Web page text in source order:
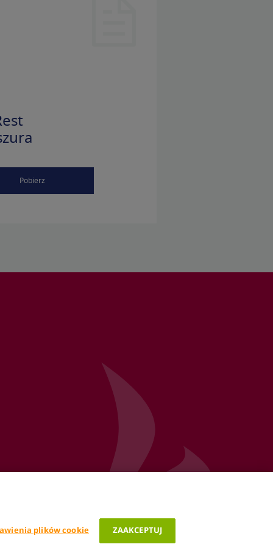
Pobierz
plików cookie ZAAKCEPTUJ